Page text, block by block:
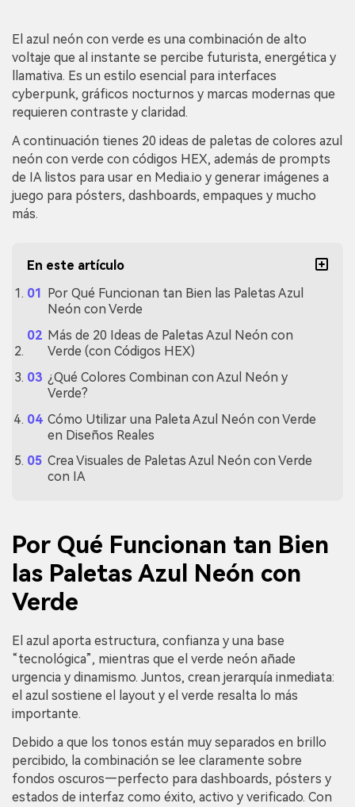
El azul neón con verde es una combinación de alto
voltaje que al instante se percibe futurista, energética y
llamativa. Es un estilo esencial para interfaces
cyberpunk, gráficos nocturnos y marcas modernas que
requieren contraste y claridad.
A continuación tienes 20 ideas de paletas de colores azul
neón con verde con códigos HEX, además de prompts
de IA listos para usar en Media.io y generar imágenes a
juego para pósters, dashboards, empaques y mucho
más.
En este artículo
Por Qué Funcionan tan Bien las Paletas Azul
Neón con Verde
Más de 20 Ideas de Paletas Azul Neón con
Verde (con Códigos HEX)
¿Qué Colores Combinan con Azul Neón y
Verde?
Cómo Utilizar una Paleta Azul Neón con Verde
en Diseños Reales
Crea Visuales de Paletas Azul Neón con Verde
con IA
Por Qué Funcionan tan Bien
las Paletas Azul Neón con
Verde
El azul aporta estructura, confianza y una base
“tecnológica”, mientras que el verde neón añade
urgencia y dinamismo. Juntos, crean jerarquía inmediata:
el azul sostiene el layout y el verde resalta lo más
importante.
Debido a que los tonos están muy separados en brillo
percibido, la combinación se lee claramente sobre
fondos oscuros—perfecto para dashboards, pósters y
estados de interfaz como éxito, activo y verificado. Con